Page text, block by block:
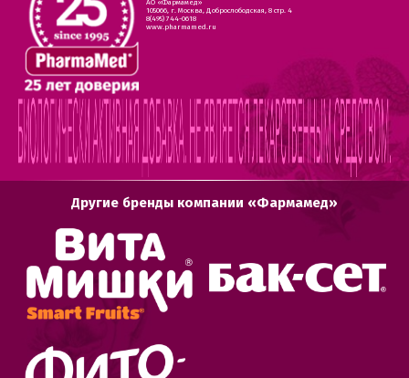
АО «Фармамед»
105066, г. Москва, Доброслободская, 8 стр. 4
8(495) 744-0618
www.pharmamed.ru
Другие бренды компании «Фармамед»